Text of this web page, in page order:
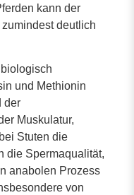
kann der
deutlich
und Methionin
der
Muskulatur,
Stuten die
die Spermaqualität,
anabolen Prozess
von